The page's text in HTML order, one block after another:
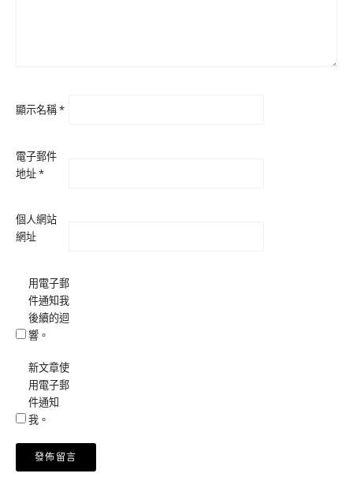
顯示名稱*
電子郵件
地址*
個人網站
網址
用電子郵
件通知我
後續的迴
響。
新文章使
用電子郵
件通知
我。